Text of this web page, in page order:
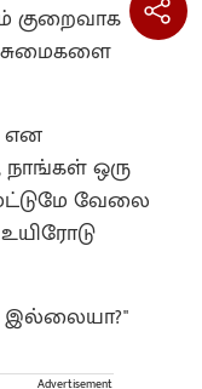
குறைவாக
என
நாங்கள் ஒரு
வேலை
இல்லையா?"
Advertisement